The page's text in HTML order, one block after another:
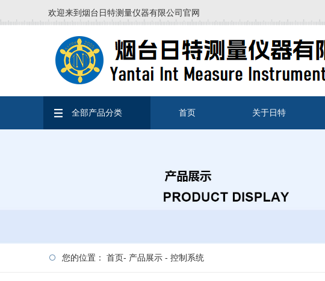
欢迎来到烟台日特测量仪器有限公司官网
全部产品分类 首页 关于日特
您的位置： 首页- 产品展示 - 控制系统